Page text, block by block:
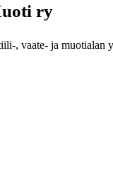
ry
, vaate- ja muotialan